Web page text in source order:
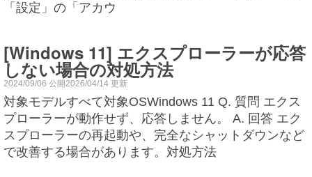
「設定」の「アカウ
[Windows 11] エクスプローラーが応答
しない場合の対処方法
2024/09/06 公開2026/04/14 更新
対象モデルすべて対象OSWindows 11 Q. 質問 エクス
プローラーが動作せず、応答しません。 A. 回答 エク
スプローラーの再起動や、完全なシャットダウンなど
で改善する場合があります。対処方法